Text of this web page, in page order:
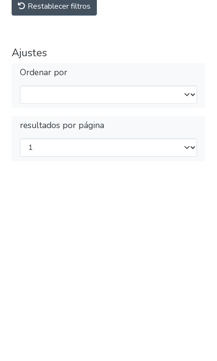
Restablecer filtros
Ajustes
Ordenar por
resultados por página